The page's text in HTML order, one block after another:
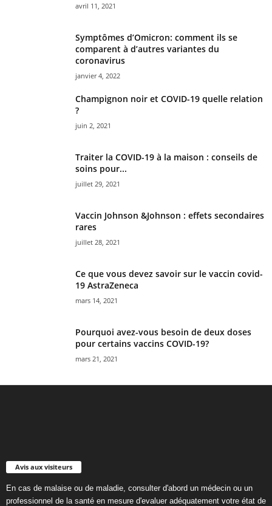
avril 11, 2021
Symptômes d’Omicron: comment ils se
comparent à d’autres variantes du
coronavirus
janvier 4, 2022
Champignon noir et COVID-19 quelle relation
?
juin 2, 2021
Traiter la COVID-19 à la maison : conseils de
soins pour...
juillet 29, 2021
Vaccin Johnson &Johnson : effets secondaires
rares
juillet 28, 2021
Ce que vous devez savoir sur le vaccin covid-
19 AstraZeneca
mars 14, 2021
Pourquoi avez-vous besoin de deux doses
pour certains vaccins COVID-19?
mars 21, 2021
Avis aux visiteurs
En cas de malaise ou de maladie, consulter d'abord un médecin ou un
professionnel de la santé en mesure d'evaluer adéquatement votre état de